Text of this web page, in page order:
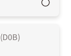
(D0B)